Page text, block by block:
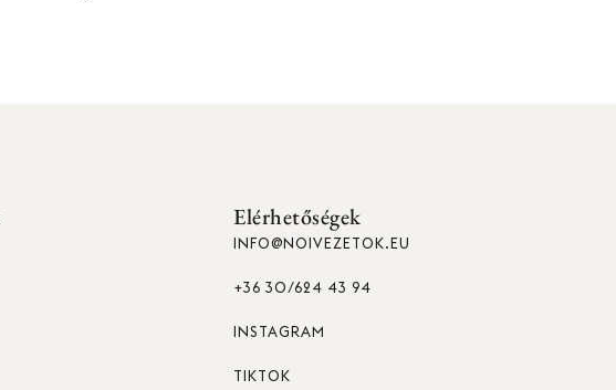
Elérhetőségek
INFO@NOIVEZETOK.EU
+36 30/624 43 94
INSTAGRAM
TIKTOK